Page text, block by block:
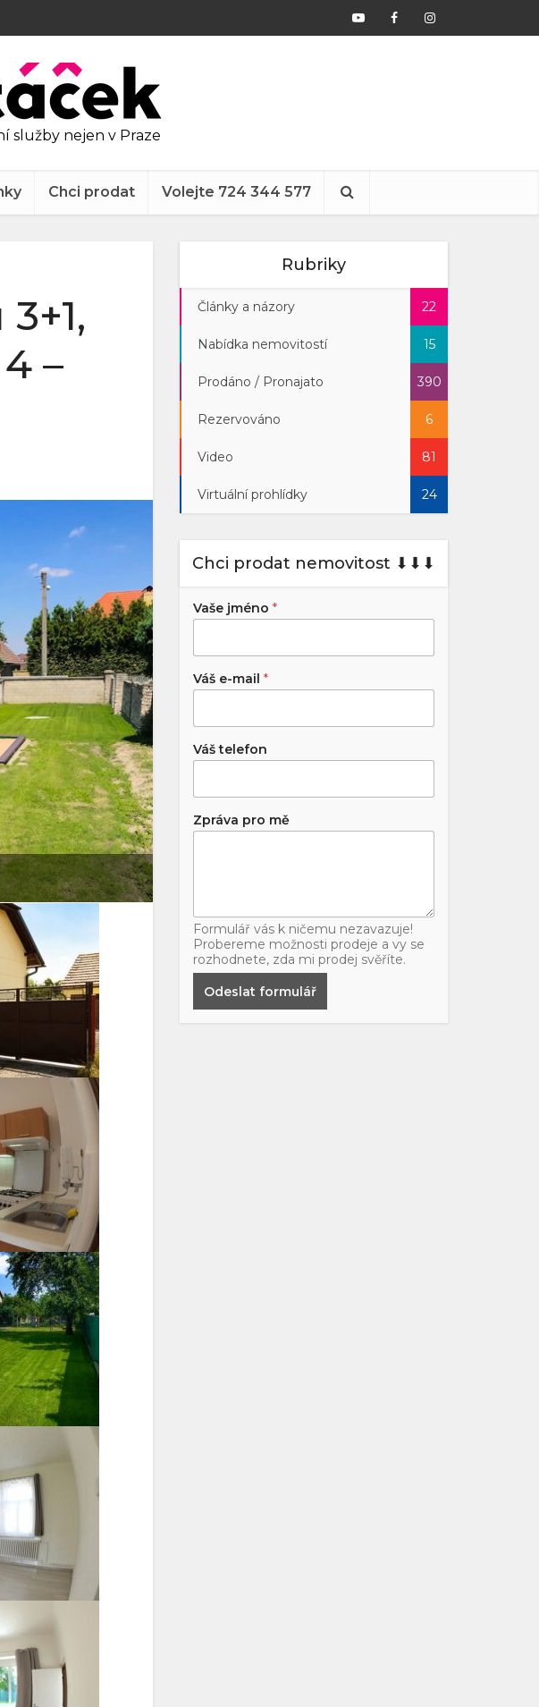
služby nejen v Praze
Chci prodat Volejte 724 344 577
–
Rubriky
Články a názory 22
Nabídka nemovitostí 15
Prodáno / Pronajato 390
Rezervováno 6
Video 81
Virtuální prohlídky 24
Chci prodat nemovitost ⬇︎⬇︎⬇︎
Vaše jméno *
Váš e-mail *
Váš telefon
Zpráva pro mě
Formulář vás k ničemu nezavazuje!
Probereme možnosti prodeje a vy se
rozhodnete, zda mi prodej svěříte.
Odeslat formulář